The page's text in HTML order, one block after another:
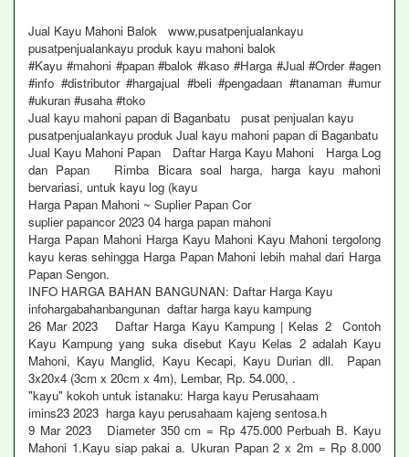
Jual Kayu Mahoni Balok www,pusatpenjualankayu
pusatpenjualankayu produk kayu mahoni balok
#Kayu #mahoni #papan #balok #kaso #Harga #Jual #Order #agen
#info #distributor #hargajual #beli #pengadaan #tanaman #umur
#ukuran #usaha #toko
Jual kayu mahoni papan di Baganbatu pusat penjualan kayu
pusatpenjualankayu produk Jual kayu mahoni papan di Baganbatu
Jual Kayu Mahoni Papan Daftar Harga Kayu Mahoni Harga Log
dan Papan Rimba Bicara soal harga, harga kayu mahoni
bervariasi, untuk kayu log (kayu
Harga Papan Mahoni ~ Suplier Papan Cor
suplier papancor 2023 04 harga papan mahoni
Harga Papan Mahoni Harga Kayu Mahoni Kayu Mahoni tergolong
kayu keras sehingga Harga Papan Mahoni lebih mahal dari Harga
Papan Sengon.
INFO HARGA BAHAN BANGUNAN: Daftar Harga Kayu
infohargabahanbangunan daftar harga kayu kampung
26 Mar 2023 Daftar Harga Kayu Kampung | Kelas 2 Contoh
Kayu Kampung yang suka disebut Kayu Kelas 2 adalah Kayu
Mahoni, Kayu Manglid, Kayu Kecapi, Kayu Durian dll. Papan
3x20x4 (3cm x 20cm x 4m), Lembar, Rp. 54.000, .
"kayu" kokoh untuk istanaku: Harga kayu Perusahaam
imins23 2023 harga kayu perusahaam kajeng sentosa.h
9 Mar 2023 Diameter 350 cm = Rp 475.000 Perbuah B. Kayu
Mahoni 1.Kayu siap pakai a. Ukuran Papan 2 x 2m = Rp 8.000